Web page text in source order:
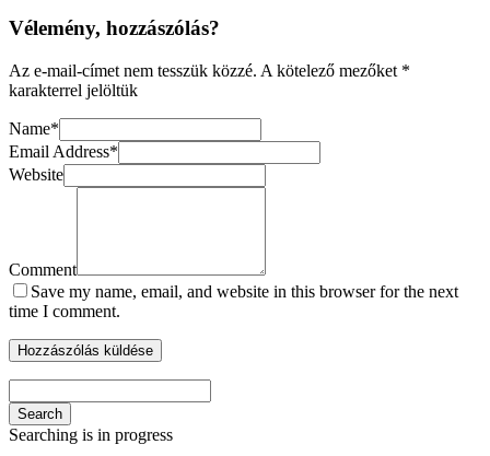
Vélemény, hozzászólás?
Az e-mail-címet nem tesszük közzé. A kötelező mezőket *
karakterrel jelöltük
Name*
Email Address*
Website
Comment
Save my name, email, and website in this browser for the next
time I comment.
Search
Searching is in progress